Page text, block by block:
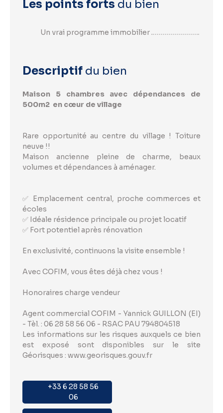
Les points forts du bien
Un vrai programme immobilier
Descriptif du bien
Maison 5 chambres avec dépendances de
500m2 en cœur de village
Rare opportunité au centre du village ! Toiture
neuve !!
Maison ancienne pleine de charme, beaux
volumes et dépendances à aménager.
✅ Emplacement central, proche commerces et
écoles
✅ Idéale résidence principale ou projet locatif
✅ Fort potentiel après rénovation
En exclusivité, continuons la visite ensemble !
Avec COFIM, vous êtes déjà chez vous !
Honoraires charge vendeur
Agent commercial COFIM - Yannick GUILLON (EI)
- Tèl. : 06 28 58 56 06 - RSAC PAU 794804518
Les informations sur les risques auxquels ce bien
est exposé sont disponibles sur le site
Géorisques : www.georisques.gouv.fr
+33 6 28 58 56
06